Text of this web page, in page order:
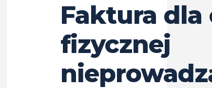
Faktura dla
fizycznej